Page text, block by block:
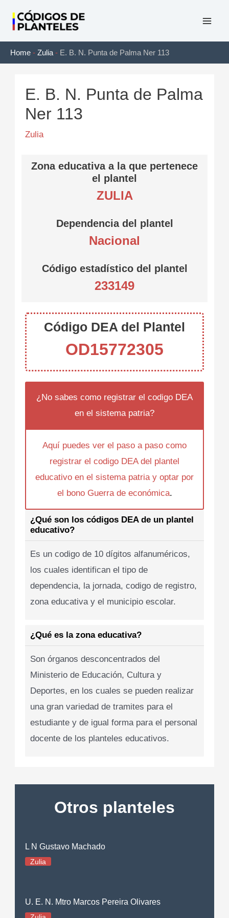
contenido
Home - Zulia - E. B. N. Punta de Palma Ner 113
E. B. N. Punta de Palma
Ner 113
Zulia
Zona educativa a la que pertenece
el plantel
ZULIA
Dependencia del plantel
Nacional
Código estadístico del plantel
233149
Código DEA del Plantel
OD15772305
¿No sabes como registrar el codigo DEA
en el sistema patria?
Aquí puedes ver el paso a paso como
registrar el codigo DEA del plantel
educativo en el sistema patria y optar por
el bono Guerra de económica.
¿Qué son los códigos DEA de un plantel
educativo?
Es un codigo de 10 dígitos alfanuméricos,
los cuales identifican el tipo de
dependencia, la jornada, codigo de registro,
zona educativa y el municipio escolar.
¿Qué es la zona educativa?
Son órganos desconcentrados del
Ministerio de Educación, Cultura y
Deportes, en los cuales se pueden realizar
una gran variedad de tramites para el
estudiante y de igual forma para el personal
docente de los planteles educativos.
Otros planteles
L N Gustavo Machado
Zulia
U. E. N. Mtro Marcos Pereira Olivares